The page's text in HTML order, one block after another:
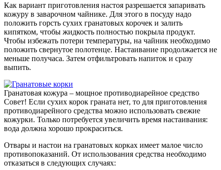
Как вариант приготовления настоя разрешается запаривать
кожуру в заварочном чайнике. Для этого в посуду надо
положить горсть сухих гранатовых корочек и залить
кипятком, чтобы жидкость полностью покрыла продукт.
Чтобы избежать потери температуры, на чайник необходимо
положить свернутое полотенце. Настаивание продолжается не
меньше получаса. Затем отфильтровать напиток и сразу
выпить.
Гранатовая кожура – мощное противодиарейное средство
Совет! Если сухих корок граната нет, то для приготовления
противодиарейного средства можно использовать свежие
кожурки. Только потребуется увеличить время настаивания:
вода должна хорошо прокраситься.
Отвары и настои на гранатовых корках имеет малое число
противопоказаний. От использования средства необходимо
отказаться в следующих случаях: